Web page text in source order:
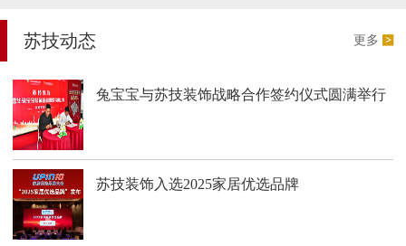
苏技动态 更多
兔宝宝与苏技装饰战略合作签约仪式圆满举行
苏技装饰入选2025家居优选品牌